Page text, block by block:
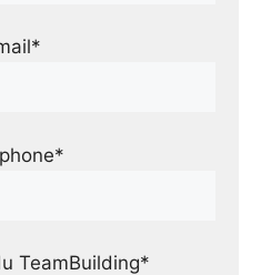
TeamBuilding*